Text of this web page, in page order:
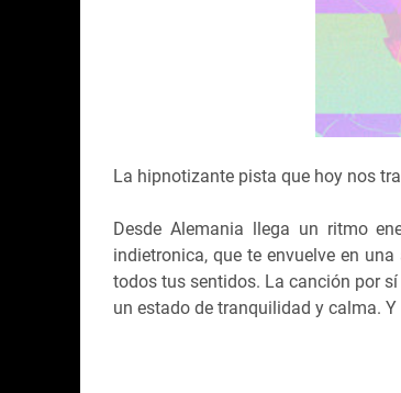
La hipnotizante pista que hoy nos
Desde Alemania llega un ritmo
indietronica, que te envuelve en
todos tus sentidos. La canción por
un estado de tranquilidad y calma.